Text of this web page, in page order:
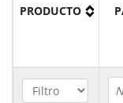
PRODUCTO